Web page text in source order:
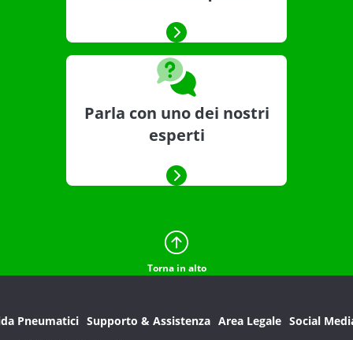
Parla con uno dei nostri
esperti
Torna in alto
Pneumatici Supporto & Assistenza Area Legale Social